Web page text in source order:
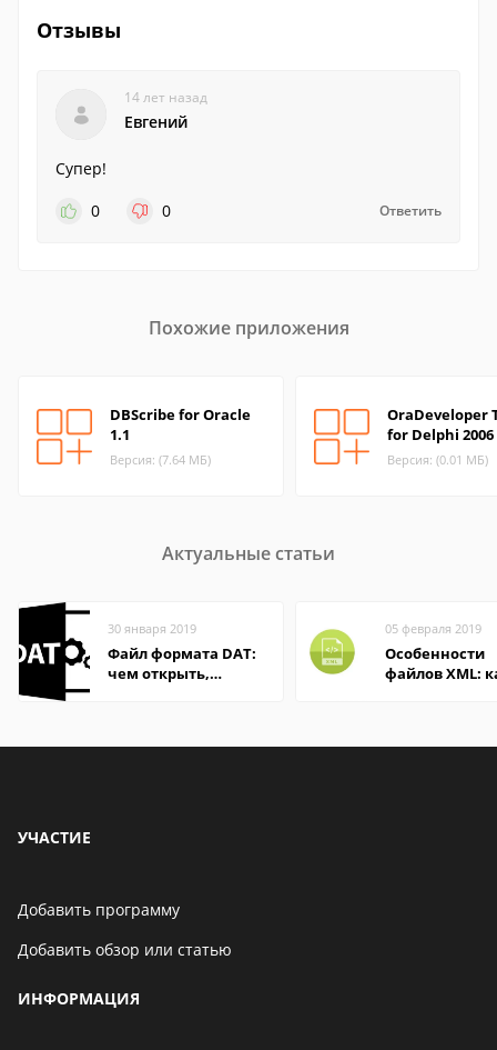
Отзывы
14 лет назад
Евгений
Супер!
0
0 Ответить
Похожие приложения
DBScribe for Oracle
1.1
Версия: (7.64 МБ)
OraDeveloper
for Delphi 2006
Версия: (0.01 МБ)
Актуальные статьи
30 января 2019
Файл формата DAT:
чем открыть,
05 февраля 2019
Особенности
файлов XML:
УЧАСТИЕ
Добавить программу
Добавить обзор или статью
ИНФОРМАЦИЯ